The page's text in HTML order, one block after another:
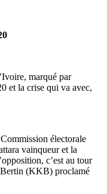
marqué par
et la crise qui va avec,
électorale
vainqueur et la
c’est au tour
(KKB) proclamé